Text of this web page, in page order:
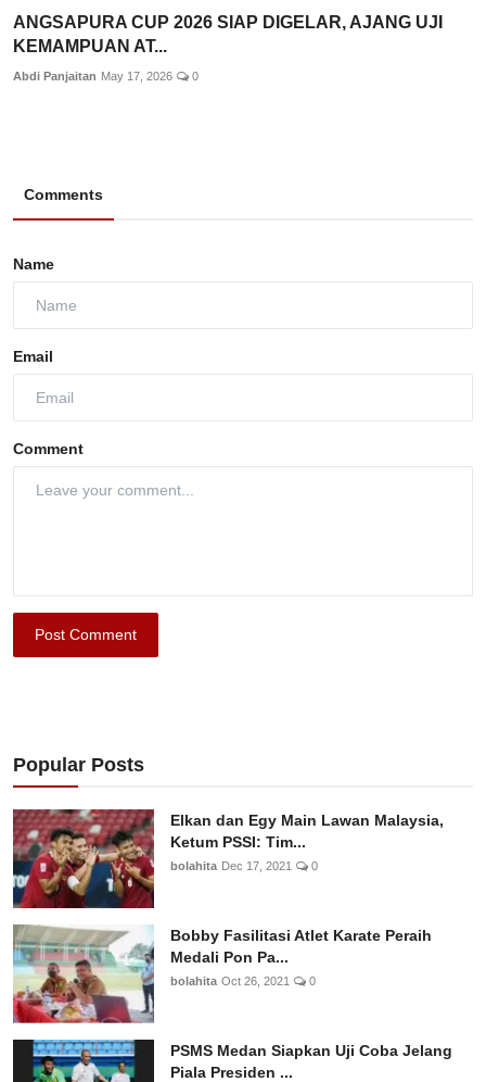
ANGSAPURA CUP 2026 SIAP DIGELAR, AJANG UJI
KEMAMPUAN AT...
Abdi Panjaitan May 17, 2026 0
Comments
Name
Email
Comment
Post Comment
Popular Posts
Elkan dan Egy Main Lawan Malaysia,
Ketum PSSI: Tim...
bolahita Dec 17, 2021 0
Bobby Fasilitasi Atlet Karate Peraih
Medali Pon Pa...
bolahita Oct 26, 2021 0
PSMS Medan Siapkan Uji Coba Jelang
Piala Presiden ...